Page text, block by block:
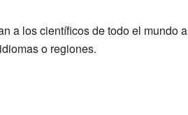
a los científicos de todo el mundo a
o regiones.